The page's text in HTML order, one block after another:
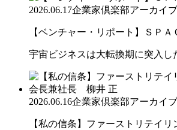
2026.06.17企業家倶楽部アーカイブ
【ベンチャー・リポート】ＳＰＡ
宇宙ビジネスは大転換期に突入し
2026.06.16企業家倶楽部アーカイブ
【私の信条】ファーストリテイ